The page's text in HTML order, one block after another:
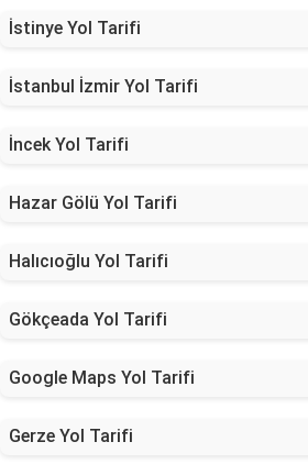
İstinye Yol Tarifi
İstanbul İzmir Yol Tarifi
İncek Yol Tarifi
Hazar Gölü Yol Tarifi
Halıcıoğlu Yol Tarifi
Gökçeada Yol Tarifi
Google Maps Yol Tarifi
Gerze Yol Tarifi